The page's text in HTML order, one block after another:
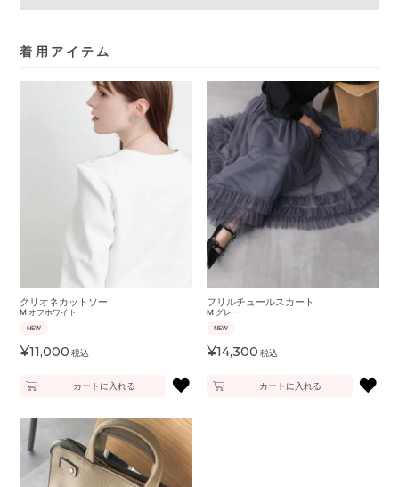
着用アイテム
クリオネカットソー
M オフホワイト
NEW
¥11,000 税込
カートに入れる ♥
フリルチュールスカート
M グレー
NEW
¥14,300 税込
カートに入れる ♥